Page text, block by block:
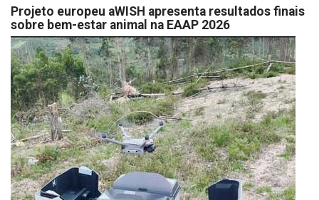
Projeto europeu aWISH apresenta resultados finais
sobre bem-estar animal na EAAP 2026